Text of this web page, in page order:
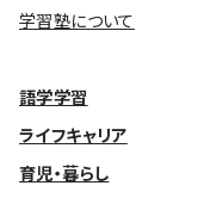
学習塾について
語学学習
ライフキャリア
育児・暮らし